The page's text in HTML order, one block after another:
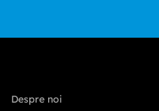
Despre noi